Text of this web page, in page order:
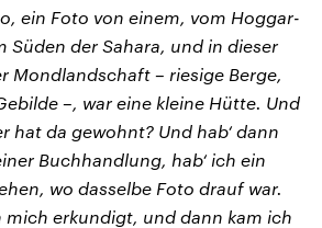
ein Foto von einem, vom Hoggar-
Süden der Sahara, und in dieser
Mondlandschaft – riesige Berge,
–, war eine kleine Hütte. Und
hat da gewohnt? Und hab‘ dann
Buchhandlung, hab‘ ich ein
wo dasselbe Foto drauf war.
mich erkundigt, und dann kam ich